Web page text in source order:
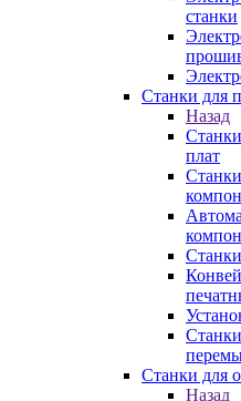
станки
Станки для
Назад
плат
Станки для
Назад